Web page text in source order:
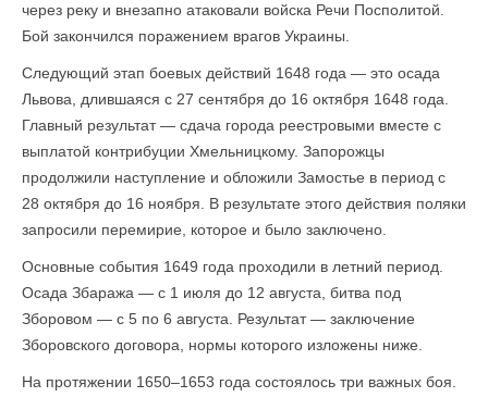
через реку и внезапно атаковали войска Речи Посполитой.
Бой закончился поражением врагов Украины.
Следующий этап боевых действий 1648 года — это осада
Львова, длившаяся с 27 сентября до 16 октября 1648 года.
Главный результат — сдача города реестровыми вместе с
выплатой контрибуции Хмельницкому. Запорожцы
продолжили наступление и обложили Замостье в период с
28 октября до 16 ноября. В результате этого действия поляки
запросили перемирие, которое и было заключено.
Основные события 1649 года проходили в летний период.
Осада Збаража — с 1 июля до 12 августа, битва под
Зборовом — с 5 по 6 августа. Результат — заключение
Зборовского договора, нормы которого изложены ниже.
На протяжении 1650–1653 года состоялось три важных боя.